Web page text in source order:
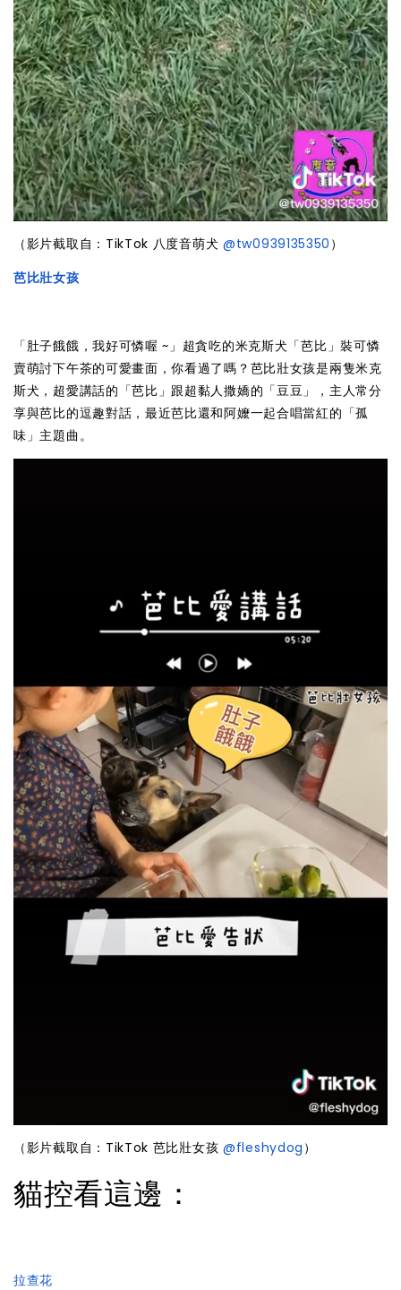
（影片截取自：TikTok 八度音萌犬 @tw0939135350 ）
芭比壯女孩
「肚子餓餓，我好可憐喔 ~」超貪吃的米克斯犬「芭比」裝可憐
賣萌討下午茶的可愛畫面，你看過了嗎？芭比壯女孩是兩隻米克
斯犬，超愛講話的「芭比」跟超黏人撒嬌的「豆豆」，主人常分
享與芭比的逗趣對話，最近芭比還和阿嬤一起合唱當紅的「孤
味」主題曲。
（影片截取自：TikTok 芭比壯女孩 @fleshydog ）
貓控看這邊：
拉查花